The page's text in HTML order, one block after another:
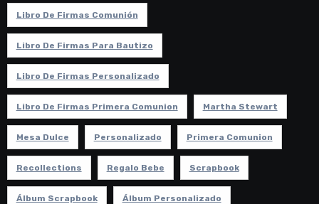
Libro De Firmas Comunión
Libro De Firmas Para Bautizo
Libro De Firmas Personalizado
Libro De Firmas Primera Comunion Martha Stewart
Mesa Dulce Personalizado Primera Comunion
Recollections Regalo Bebe Scrapbook
Álbum Scrapbook Álbum Personalizado